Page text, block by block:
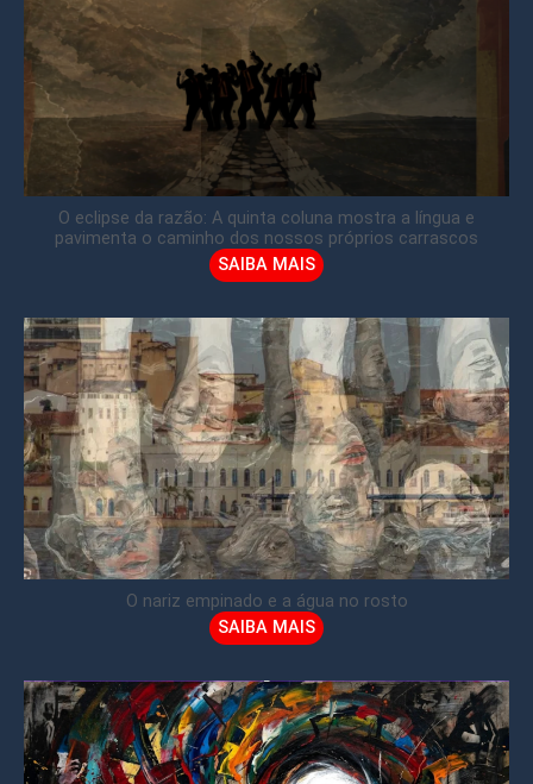
O eclipse da razão: A quinta coluna mostra a língua e
pavimenta o caminho dos nossos próprios carrascos
SAIBA MAIS
O nariz empinado e a água no rosto
SAIBA MAIS